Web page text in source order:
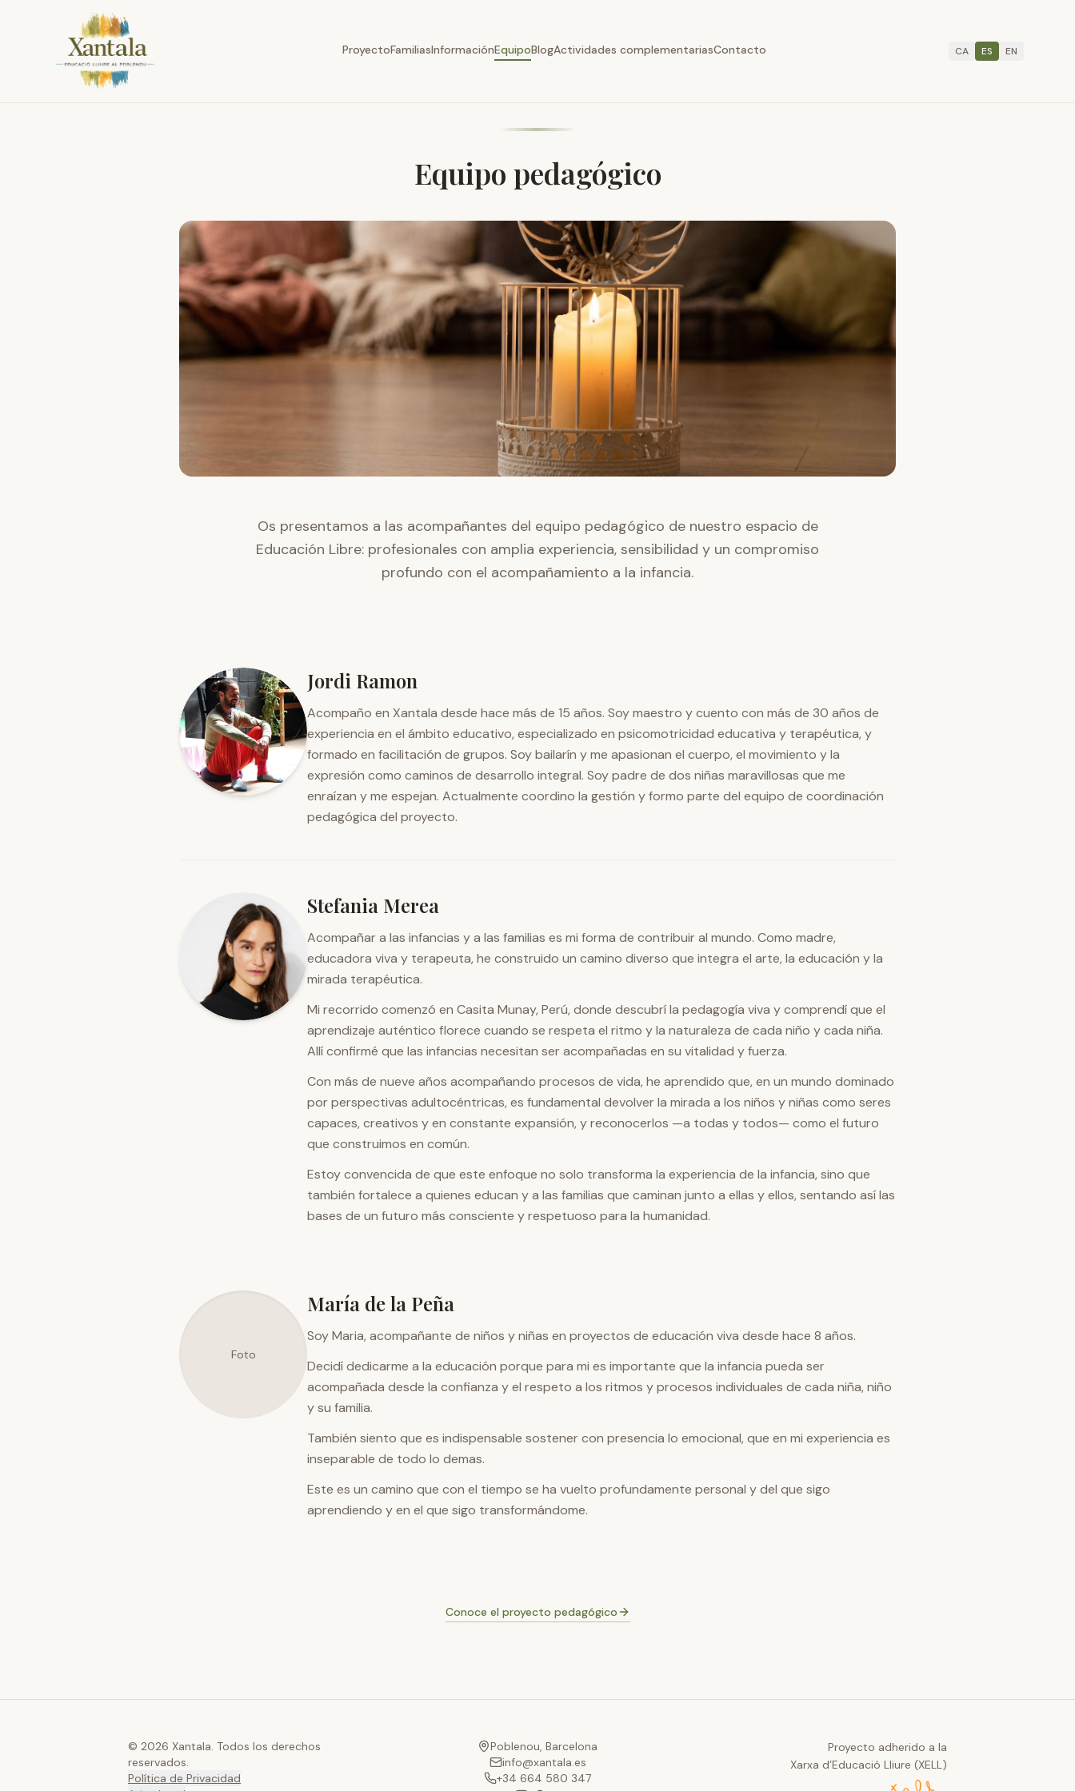
ProyectoFamiliasInformaciónEquipoBlogActividades complementariasContacto CA ES EN
Equipo pedagógico
Os presentamos a las acompañantes del equipo pedagógico de nuestro espacio de
Educación Libre: profesionales con amplia experiencia, sensibilidad y un compromiso
profundo con el acompañamiento a la infancia.
Jordi Ramon
Acompaño en Xantala desde hace más de 15 años. Soy maestro y cuento con más de 30 años de
experiencia en el ámbito educativo, especializado en psicomotricidad educativa y terapéutica, y
formado en facilitación de grupos. Soy bailarín y me apasionan el cuerpo, el movimiento y la
expresión como caminos de desarrollo integral. Soy padre de dos niñas maravillosas que me
enraízan y me espejan. Actualmente coordino la gestión y formo parte del equipo de coordinación
pedagógica del proyecto.
Stefania Merea
Acompañar a las infancias y a las familias es mi forma de contribuir al mundo. Como madre,
educadora viva y terapeuta, he construido un camino diverso que integra el arte, la educación y la
mirada terapéutica.
Mi recorrido comenzó en Casita Munay, Perú, donde descubrí la pedagogía viva y comprendí que el
aprendizaje auténtico florece cuando se respeta el ritmo y la naturaleza de cada niño y cada niña.
Allí confirmé que las infancias necesitan ser acompañadas en su vitalidad y fuerza.
Con más de nueve años acompañando procesos de vida, he aprendido que, en un mundo dominado
por perspectivas adultocéntricas, es fundamental devolver la mirada a los niños y niñas como seres
capaces, creativos y en constante expansión, y reconocerlos —a todas y todos— como el futuro
que construimos en común.
Estoy convencida de que este enfoque no solo transforma la experiencia de la infancia, sino que
también fortalece a quienes educan y a las familias que caminan junto a ellas y ellos, sentando así las
bases de un futuro más consciente y respetuoso para la humanidad.
Foto
María de la Peña
Soy Maria, acompañante de niños y niñas en proyectos de educación viva desde hace 8 años.
Decidí dedicarme a la educación porque para mi es importante que la infancia pueda ser
acompañada desde la confianza y el respeto a los ritmos y procesos individuales de cada niña, niño
y su familia.
También siento que es indispensable sostener con presencia lo emocional, que en mi experiencia es
inseparable de todo lo demas.
Este es un camino que con el tiempo se ha vuelto profundamente personal y del que sigo
aprendiendo y en el que sigo transformándome.
Conoce el proyecto pedagógico
© 2026 Xantala. Todos los derechos
reservados.
Política de Privacidad
Poblenou, Barcelona
info@xantala.es
+34 664 580 347
Proyecto adherido a la
Xarxa d’Educació Lliure (XELL)